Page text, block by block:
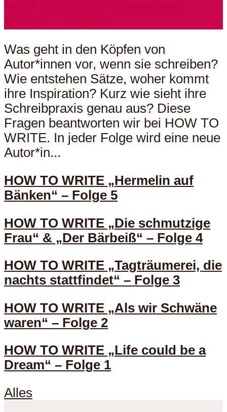
Was geht in den Köpfen von
Autor*innen vor, wenn sie schreiben?
Wie entstehen Sätze, woher kommt
ihre Inspiration? Kurz wie sieht ihre
Schreibpraxis genau aus? Diese
Fragen beantworten wir bei HOW TO
WRITE. In jeder Folge wird eine neue
Autor*in...
HOW TO WRITE „Hermelin auf
Bänken“ – Folge 5
HOW TO WRITE „Die schmutzige
Frau“ & „Der Bärbeiß“ – Folge 4
HOW TO WRITE „Tagträumerei, die
nachts stattfindet“ – Folge 3
HOW TO WRITE „Als wir Schwäne
waren“ – Folge 2
HOW TO WRITE „Life could be a
Dream“ – Folge 1
Alles